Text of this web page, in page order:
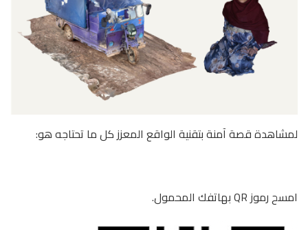
لمشاهدة قصة آمنة بتقنية الواقع المعزز كل ما تحتاجه هو:
امسح رموز QR بهاتفك المحمول.